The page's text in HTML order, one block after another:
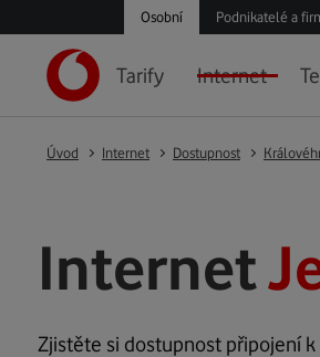
Osobní Podnikatelé a
Tarify Internet
Úvod Internet Dostupnost
Internet
Zjistěte si dostupnost připojení